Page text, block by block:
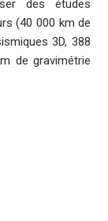
des études
(40 000 km de
3D, 388
de gravimétrie